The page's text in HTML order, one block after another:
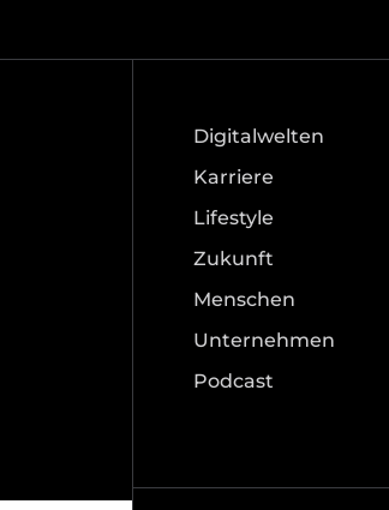
Digitalwelten
Karriere
Lifestyle
Zukunft
Menschen
Unternehmen
Podcast